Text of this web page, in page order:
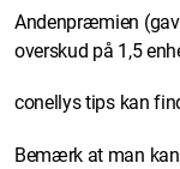
Andenpræmien
overskud på 1,5
conellys tips kan
Bemærk at man kan